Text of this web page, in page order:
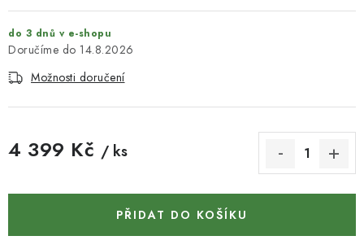
STROJE
KONTAKTY
STROJE DO DÍLNY
NÁSTROJE PRO STOLAŘE
NÁSTROJE PRO OPRACOVÁNÍ KOVU
do 3 dnů v e-shopu
14.8.2026
Možnosti doručení
4 399 Kč / ks
PŘIDAT DO KOŠÍKU